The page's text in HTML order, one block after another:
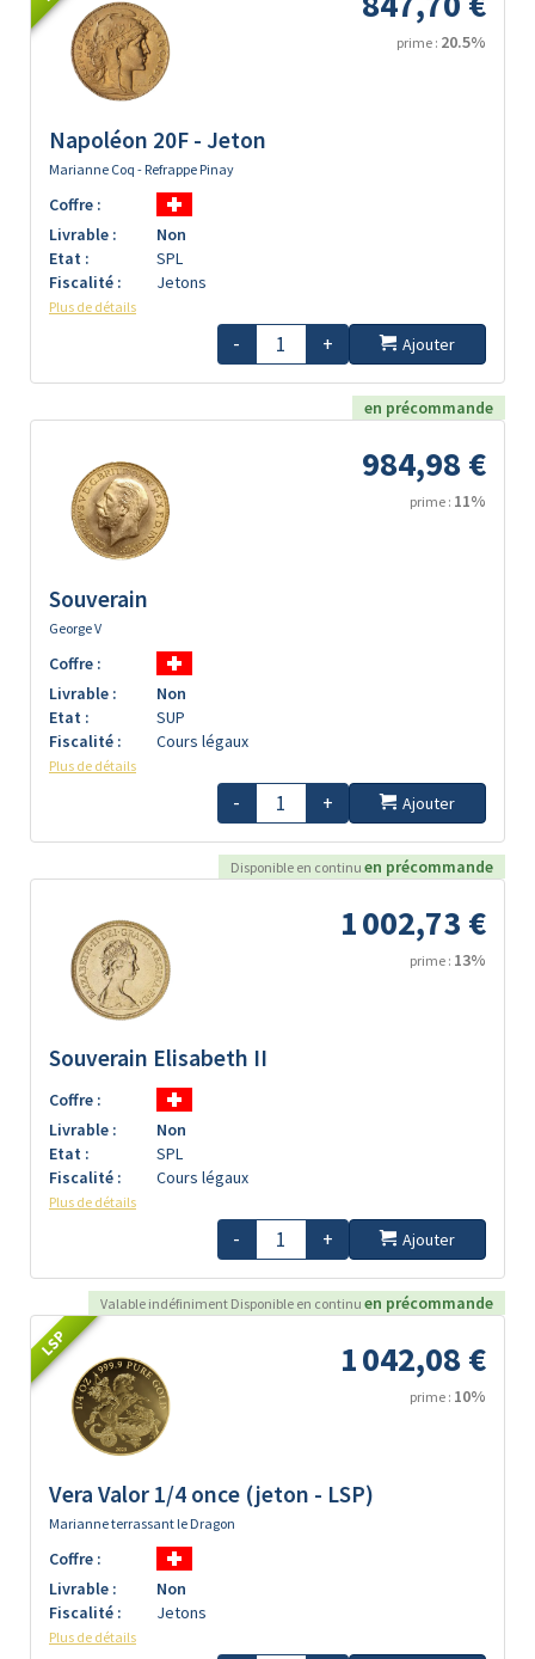
prime : 20.5%
Napoléon 20F - Jeton
Marianne Coq - Refrappe Pinay
Coffre :
Livrable :
Non
Etat :
SPL
Fiscalité :
Jetons
Plus de détails
- + Ajouter
en précommande
984,98 €
prime : 11%
Souverain
George V
Coffre :
Livrable :
Non
Etat :
SUP
Fiscalité :
Cours légaux
Plus de détails
- + Ajouter
Disponible en continu en précommande
1 002,73 €
prime : 13%
Souverain Elisabeth II
Coffre :
Livrable :
Non
Etat :
SPL
Fiscalité :
Cours légaux
Plus de détails
- + Ajouter
Valable indéfiniment Disponible en continu en précommande
LSP 1 042,08 €
prime : 10%
Vera Valor 1/4 once (jeton - LSP)
Marianne terrassant le Dragon
Coffre :
Livrable :
Non
Fiscalité :
Jetons
Plus de détails